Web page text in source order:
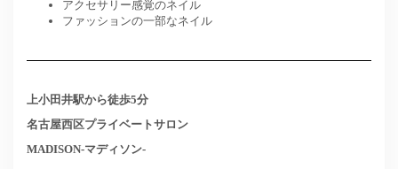
アクセサリー感覚のネイル
ファッションの一部なネイル
上小田井駅から徒歩5分
名古屋西区プライベートサロン
MADISON-マディソン-